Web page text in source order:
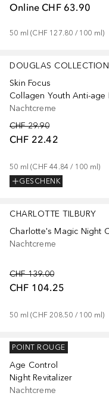
Online CHF 63.90
50 ml (CHF 127.80 / 100 ml)
DOUGLAS COLLECTION
Skin Focus
Nachtcreme
CHF 29.90
CHF 22.42
50 ml (CHF 44.84 / 100 ml)
GESCHENK
CHARLOTTE TILBURY
Nachtcreme
CHF 139.00
CHF 104.25
50 ml (CHF 208.50 / 100 ml)
DECLARÉ
Age Control
Night Revitalizer
Nachtcreme
POINT ROUGE